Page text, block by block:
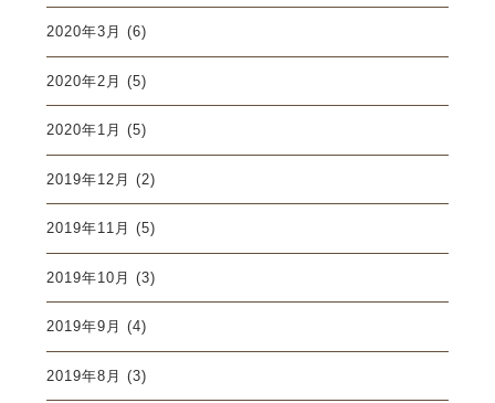
2020年3月 (6)
2020年2月 (5)
2020年1月 (5)
2019年12月 (2)
2019年11月 (5)
2019年10月 (3)
2019年9月 (4)
2019年8月 (3)